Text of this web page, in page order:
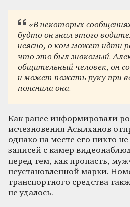
«В некоторых
будто он знал этого
неясно, о ком может идти
что это был знакомый.
общительный человек, он
и может пожать руку при
пояснила она.
Как ранее информировали
исчезновения Асылханов
однако на месте его никто
записей с камер
перед тем, как пропасть,
неустановленной марки.
транспортного средства
не удалось.